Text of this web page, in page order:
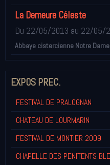
La Demeure Céleste
Du 22/05/2013 au 22/05/
Abbaye cistercienne Notre
EXPOS PREC.
FESTIVAL DE PRALOGNAN
CHATEAU DE LOURMARIN
FESTIVAL DE MONTIER 2009
CHAPELLE DES PENITENTS